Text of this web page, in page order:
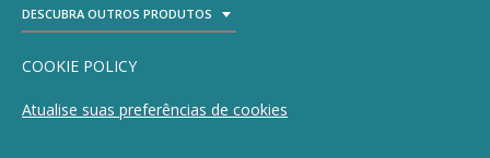
DESCUBRA OUTROS PRODUTOS
TOGGLE DROPDOWN
COOKIE POLICY
Atualise suas preferências de cookies